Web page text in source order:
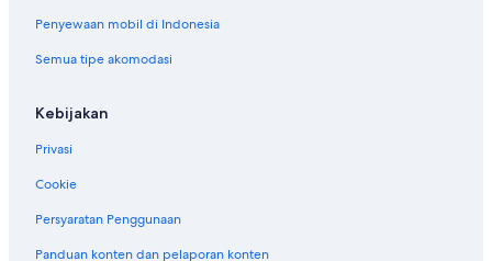
Penyewaan mobil di Indonesia
Semua tipe akomodasi
Kebijakan
Privasi
Cookie
Persyaratan Penggunaan
Panduan konten dan pelaporan konten